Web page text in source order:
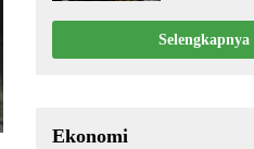
Selengkapnya
Ekonomi